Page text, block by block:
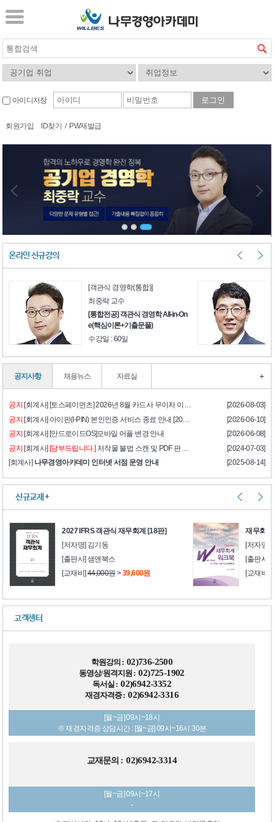
아이디저장
회원가입 ID찾기 / PW재발급
온라인 신규강의
[객관식 경영학(통합)]
최중락 교수
[통합전공] 객관식 경영학 All-in-On
e(핵심이론+기출문풀)
수강일 : 60일
공지사항
공지 [회계사] [토스페이먼츠] 2026년 8월 카드사 무이자 이벤트
[2026-08-03]
공지[회계사] 아이핀(I-PIN) 본인인증 서비스 종료 안내 [2026년 6월 12일(금) 오후 2시]
[2026-06-10]
공지 [회계사] [안드로이드OS]모바일 어플 변경 안내
[2026-06-08]
공지[회계사][당부드립니다.]저작물 불법 스캔 및 PDF 판매자 적발 / 법적조치
[2024-07-03]
[회계사] 나무경영아카데미 인터넷 서점 운영 안내 [2025-08-14]
+
채용뉴스 자료실
신규교재+
2027 IFRS 객관식 재무회계 [18판]
[저자명] 김기동
[출판사] 샘앤북스
[교재비] 44,000원>39,600원
재무회
[저자명]
[출판사]
[교재비]
고객센터
학원강의 : 02)736-2500
동영상/원격지원 : 02)725-1902
독서실 : 02)6942-3352
재경자격증 : 02)6942-3316
[월~금] 09시~18시
※ 재경자격증 상담시간 : [월~금] 09시~16시 30분
교재문의 : 02)6942-3314
[월~금] 09시~17시
-